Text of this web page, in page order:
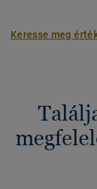
Keresse meg